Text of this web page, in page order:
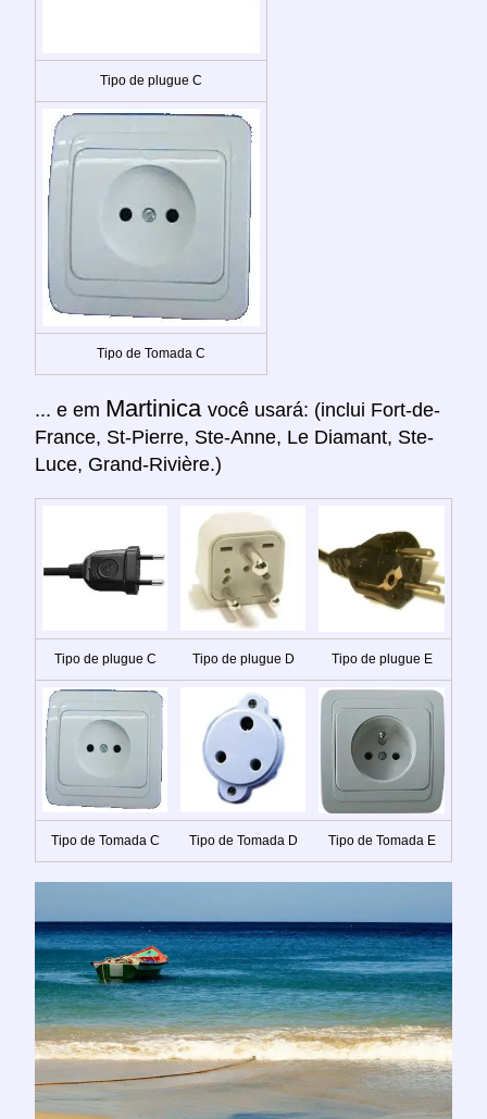
Tipo de plugue C
Tipo de Tomada C
... e em Martinica você usará: (inclui Fort-de-
France, St-Pierre, Ste-Anne, Le Diamant, Ste-
Luce, Grand-Rivière.)
Tipo de plugue C Tipo de plugue D Tipo de plugue E
Tipo de Tomada C Tipo de Tomada D Tipo de Tomada E